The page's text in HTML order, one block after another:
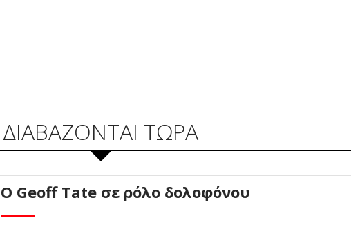
ΔΙΑΒΑΖΟΝΤΑΙ ΤΩΡΑ
O Geoff Tate σε ρόλο δολοφόνου